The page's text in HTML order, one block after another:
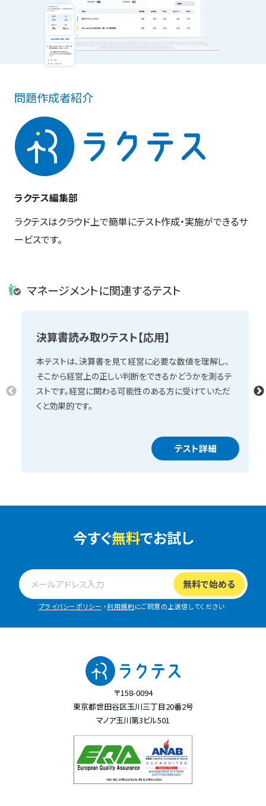
問題作成者紹介
ラクテス編集部
ラクテスはクラウド上で簡単にテスト作成・実施ができるサ
ービスです。
マネージメントに関連するテスト
決算書読み取りテスト【応用】
本テストは、決算書を見て経営に必要な数値を理解し、
そこから経営上の正しい判断をできるかどうかを測るテ
ストです。経営に関わる可能性のある方に受けていただ
くと効果的です。
テスト詳細
今すぐ無料でお試し
プライバシーポリシー ・利用規約にご同意の上送信してください
〒158-0094
東京都世田谷区玉川三丁目20番2号
マノア玉川第3ビル501